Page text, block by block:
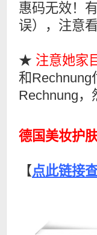
惠码无效！
误），注意
★ 注意她家
和Rechnung
Rechnung，
德国美妆护
【点此链接